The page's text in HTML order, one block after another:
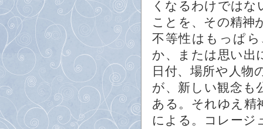
くなるわけでは
ことを、その精神
不等性はもっぱ
か、または思い出
日付、場所や人物
が、新しい観念も
ある。それゆえ精
による。コレージ